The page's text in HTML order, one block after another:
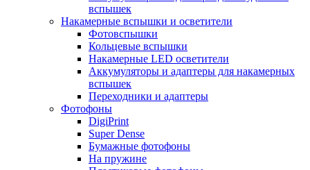
вспышек
Накамерные вспышки и осветители
Фотовспышки
Кольцевые вспышки
Накамерные LED осветители
Аккумуляторы и адаптеры для накамерных
вспышек
Переходники и адаптеры
Фотофоны
DigiPrint
Super Dense
Бумажные фотофоны
На пружине